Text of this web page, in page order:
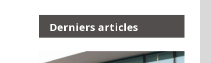
Derniers articles